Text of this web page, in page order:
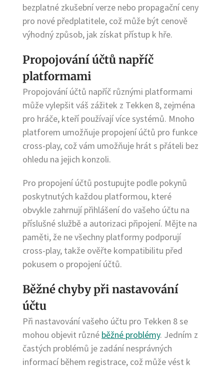
bezplatné zkušební verze nebo propagační ceny
pro nové předplatitele, což může být cenově
výhodný způsob, jak získat přístup k hře.
Propojování účtů napříč
platformami
Propojování účtů napříč různými platformami
může vylepšit váš zážitek z Tekken 8, zejména
pro hráče, kteří používají více systémů. Mnoho
platforem umožňuje propojení účtů pro funkce
cross-play, což vám umožňuje hrát s přáteli bez
ohledu na jejich konzoli.
Pro propojení účtů postupujte podle pokynů
poskytnutých každou platformou, které
obvykle zahrnují přihlášení do vašeho účtu na
příslušné službě a autorizaci připojení. Mějte na
paměti, že ne všechny platformy podporují
cross-play, takže ověřte kompatibilitu před
pokusem o propojení účtů.
Běžné chyby při nastavování
účtu
Při nastavování vašeho účtu pro Tekken 8 se
mohou objevit různé běžné problémy. Jedním z
častých problémů je zadání nesprávných
informací během registrace, což může vést k